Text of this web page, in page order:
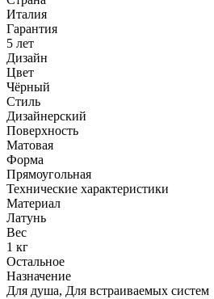
Италия
Гарантия
5 лет
Дизайн
Цвет
Чёрный
Стиль
Дизайнерский
Поверхность
Матовая
Форма
Прямоугольная
Технические характеристики
Материал
Латунь
Вес
1 кг
Остальное
Назначение
Для душа, Для встраиваемых систем